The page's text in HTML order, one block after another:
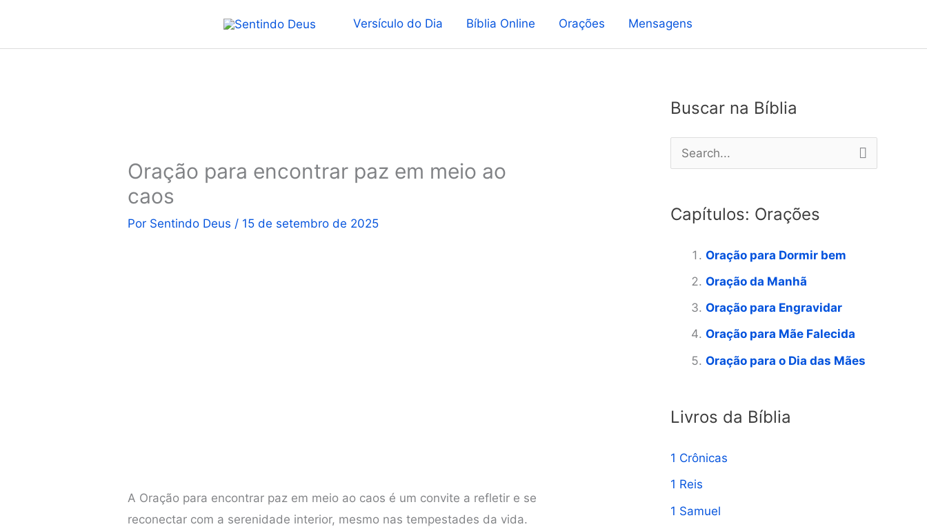
o
Versículo do Dia Bíblia Online Orações Mensagens
Oração para encontrar paz em meio ao
caos
Por Sentindo Deus / 15 de setembro de 2025
A Oração para encontrar paz em meio ao caos é um convite a refletir e se
reconectar com a serenidade interior, mesmo nas tempestades da vida.
Buscar na Bíblia
e
q
Capítulos: Orações
Oração para Dormir bem
Oração da Manhã
Oração para Engravidar
Oração para Mãe Falecida
Oração para o Dia das Mães
Livros da Bíblia
1 Crônicas
1 Reis
1 Samuel